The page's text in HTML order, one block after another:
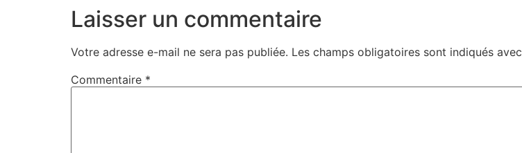
Laisser un commentaire
Votre adresse e-mail ne sera pas publiée. Les champs obligatoires sont indiqués avec
Commentaire *